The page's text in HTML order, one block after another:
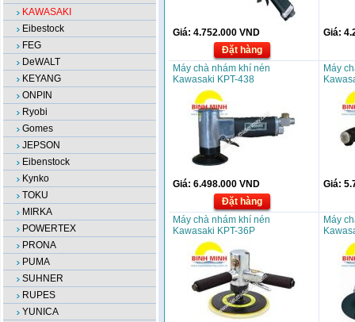
KAWASAKI
Eibestock
FEG
DeWALT
KEYANG
ONPIN
Ryobi
Gomes
JEPSON
Eibenstock
Kynko
TOKU
MIRKA
POWERTEX
PRONA
PUMA
SUHNER
RUPES
YUNICA
Giá: 4.752.000 VND
Đặt hàng
Giá:
Máy chà nhám khí nén
Kawasaki KPT-438
Giá: 6.498.000 VND
Đặt hàng
Máy
Giá:
Máy chà nhám khí nén
Kawasaki KPT-36P
Máy